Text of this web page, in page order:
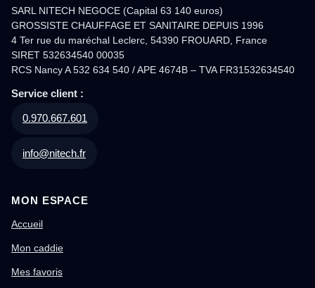
SARL NITECH NEGOCE (Capital 63 140 euros)
GROSSISTE CHAUFFAGE ET SANITAIRE DEPUIS 1996
4 Ter rue du maréchal Leclerc, 54390 FROUARD, France
SIRET 532634540 00035
RCS Nancy A 532 634 540 / APE 4674B – TVA FR31532634540
Service client :
0.970.667.601
info@nitech.fr
MON ESPACE
Accueil
Mon caddie
Mes favoris